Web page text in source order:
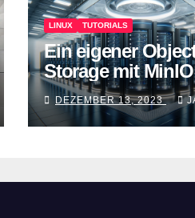
LINUX TUTORIALS
Ein eigener
Storage mit MinIO
DEZEMBER 13, 2023